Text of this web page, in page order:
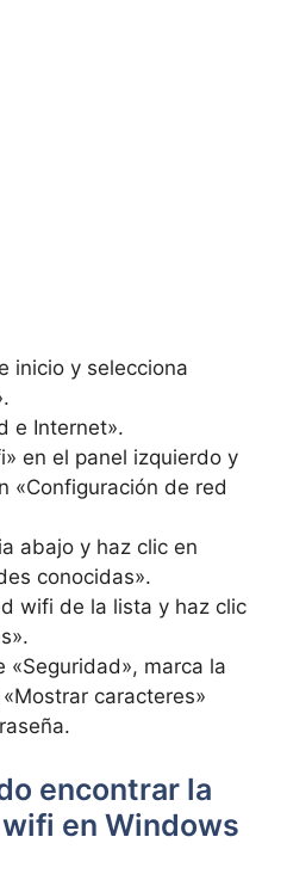
inicio y selecciona
e Internet».
en el panel izquierdo y
«Configuración de red
abajo y haz clic en
conocidas».
wifi de la lista y haz clic
«Seguridad», marca la
caracteres»
encontrar la
en Windows